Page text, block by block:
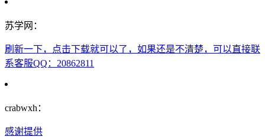
苏学网：
刷新一下，点击下载就可以了，如果还是不清楚，可以直接联
系客服QQ：20862811
crabwxh：
感谢提供